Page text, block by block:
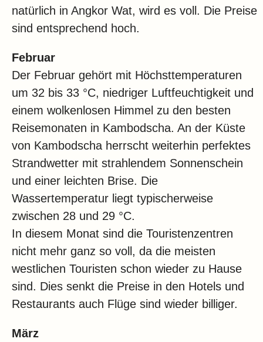
natürlich in Angkor Wat, wird es voll. Die Preise
sind entsprechend hoch.
Februar
Der Februar gehört mit Höchsttemperaturen
um 32 bis 33 °C, niedriger Luftfeuchtigkeit und
einem wolkenlosen Himmel zu den besten
Reisemonaten in Kambodscha. An der Küste
von Kambodscha herrscht weiterhin perfektes
Strandwetter mit strahlendem Sonnenschein
und einer leichten Brise. Die
Wassertemperatur liegt typischerweise
zwischen 28 und 29 °C.
In diesem Monat sind die Touristenzentren
nicht mehr ganz so voll, da die meisten
westlichen Touristen schon wieder zu Hause
sind. Dies senkt die Preise in den Hotels und
Restaurants auch Flüge sind wieder billiger.
März